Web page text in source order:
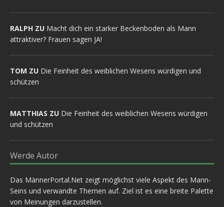
RALPH ZU Macht dich ein starker Beckenboden als Mann
attraktiver? Frauen sagen JA!
TOM ZU Die Feinheit des weiblichen Wesens würdigen und
schützen
MATTHIAS ZU Die Feinheit des weiblichen Wesens würdigen
und schützen
Werde Autor
Das MännerPortal.Net zeigt möglichst viele Aspekt des Mann-
Seins und verwandte Themen auf. Ziel ist es eine breite Palette
von Meinungen darzustellen.